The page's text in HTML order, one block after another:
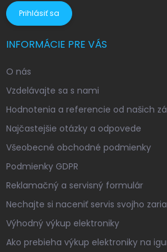
Prihlásiť sa
INFORMÁCIE PRE VÁS
O nás
Vzdelávajte sa s nami
Hodnotenia a referencie od našich
Najčastejšie otázky a odpovede
Všeobecné obchodné podmienky
Podmienky GDPR
Reklamačný a servisný formulár
Nechajte si naceniť servis svojho
Výhodný výkup elektroniky
Ako prebieha výkup elektroniky na